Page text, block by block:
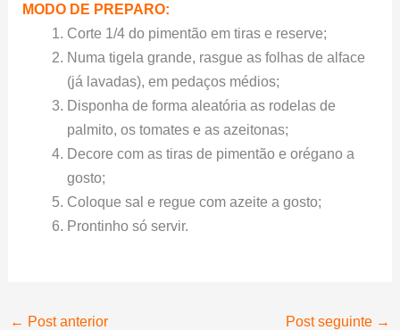
MODO DE PREPARO:
Corte 1/4 do pimentão em tiras e reserve;
Numa tigela grande, rasgue as folhas de alface
(já lavadas), em pedaços médios;
Disponha de forma aleatória as rodelas de
palmito, os tomates e as azeitonas;
Decore com as tiras de pimentão e orégano a
gosto;
Coloque sal e regue com azeite a gosto;
Prontinho só servir.
← Post anterior Post seguinte →